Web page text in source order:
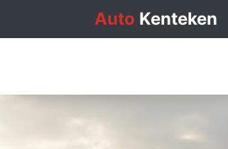
Auto Kenteken